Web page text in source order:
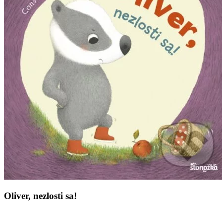
Oliver, nezlosti sa!